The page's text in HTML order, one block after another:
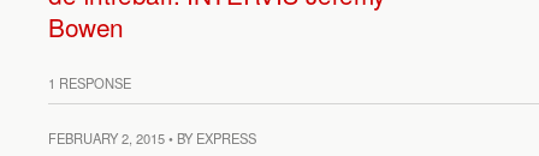
Bowen
1 RESPONSE
FEBRUARY 2, 2015 • BY EXPRESS